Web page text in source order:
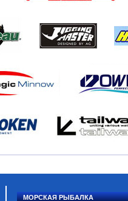
МОРСКАЯ РЫБАЛКА